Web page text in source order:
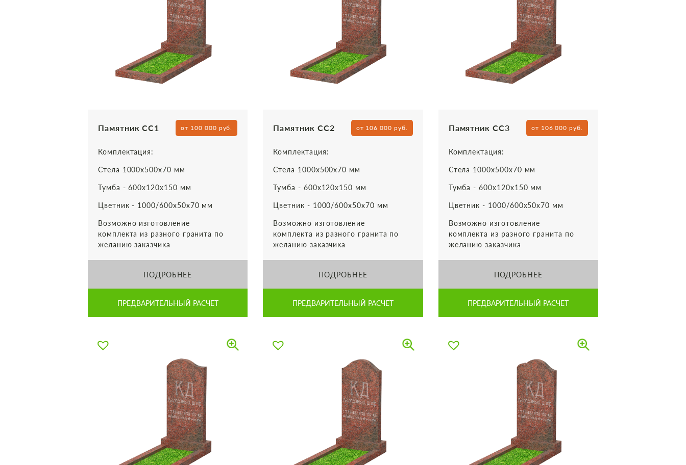
Памятник СС1 от 100 000 руб.
Комплектация:
Стела 1000х500х70 мм
Тумба - 600х120х150 мм
Цветник - 1000/600х50х70 мм
Возможно изготовление
комплекта из разного гранита по
желанию заказчика
ПОДРОБНЕЕ
ПРЕДВАРИТЕЛЬНЫЙ РАСЧЕТ
Памятник СС2 от 106 000 руб.
Комплектация:
Стела 1000х500х70 мм
Тумба - 600х120х150 мм
Цветник - 1000/600х50х70 мм
Возможно изготовление
комплекта из разного гранита по
желанию заказчика
ПОДРОБНЕЕ
ПРЕДВАРИТЕЛЬНЫЙ РАСЧЕТ
Памятник СС3 от 106 000 руб.
Комплектация:
Стела 1000х500х70 мм
Тумба - 600х120х150 мм
Цветник - 1000/600х50х70 мм
Возможно изготовление
комплекта из разного гранита по
желанию заказчика
ПОДРОБНЕЕ
ПРЕДВАРИТЕЛЬНЫЙ РАСЧЕТ